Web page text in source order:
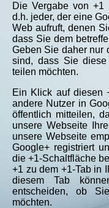
Die Vergabe von +1
d.h. jeder, der eine
Web aufruft, denen
dass Sie dem
Geben Sie daher nur
sind, dass Sie
teilen möchten.
Ein Klick auf diesen
andere Nutzer in
öffentlich mitteilen,
unsere Webseite
unsere Webseite
Google+ registriert
die +1-Schaltfläche
+1 zu dem +1-Tab in
diesem Tab
entscheiden, ob
möchten.